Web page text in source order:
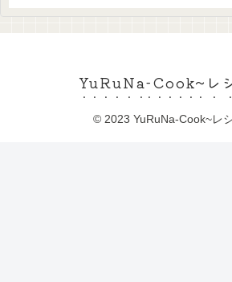
YuRuNa-Cook~レ
© 2023 YuRuNa-Cook~レ